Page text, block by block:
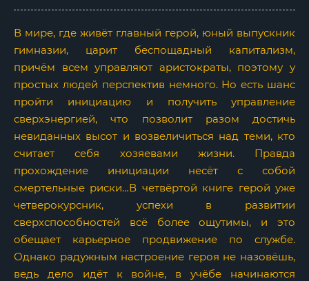
В мире, где живёт главный герой, юный выпускник
гимназии, царит беспощадный капитализм,
причём всем управляют аристократы, поэтому у
простых людей перспектив немного. Но есть шанс
пройти инициацию и получить управление
сверхэнергией, что позволит разом достичь
невиданных высот и возвеличиться над теми, кто
считает себя хозяевами жизни. Правда
прохождение инициации несёт с собой
смертельные риски…В четвёртой книге герой уже
четверокурсник, успехи в развитии
сверхспособностей всё более ощутимы, и это
обещает карьерное продвижение по службе.
Однако радужным настроение героя не назовёшь,
ведь дело идёт к войне, в учёбе начинаются